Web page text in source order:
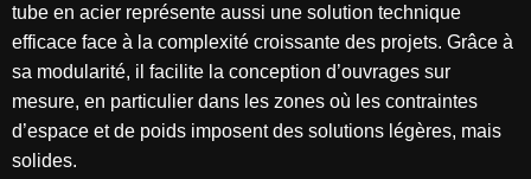
tube en acier représente aussi une solution technique
efficace face à la complexité croissante des projets. Grâce à
sa modularité, il facilite la conception d’ouvrages sur
mesure, en particulier dans les zones où les contraintes
d’espace et de poids imposent des solutions légères, mais
solides.